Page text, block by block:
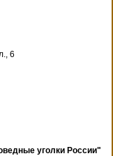
6
уголки России"